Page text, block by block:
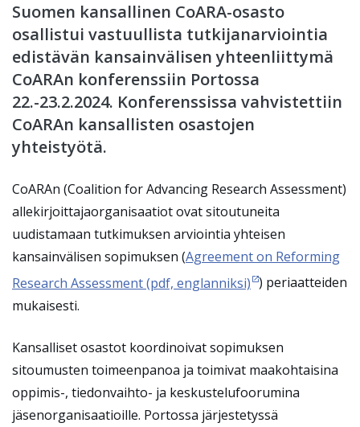
Suomen kansallinen CoARA-osasto
osallistui vastuullista tutkijanarviointia
edistävän kansainvälisen yhteenliittymä
CoARAn konferenssiin Portossa
22.-23.2.2024. Konferenssissa vahvistettiin
CoARAn kansallisten osastojen
yhteistyötä.
CoARAn (Coalition for Advancing Research Assessment)
allekirjoittajaorganisaatiot ovat sitoutuneita
uudistamaan tutkimuksen arviointia yhteisen
kansainvälisen sopimuksen (Agreement on Reforming
Research Assessment (pdf, englanniksi) ) periaatteiden
mukaisesti.
Kansalliset osastot koordinoivat sopimuksen
sitoumusten toimeenpanoa ja toimivat maakohtaisina
oppimis-, tiedonvaihto- ja keskustelufoorumina
jäsenorganisaatioille. Portossa järjestetyssä